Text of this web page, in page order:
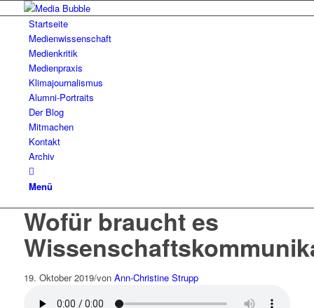
Startseite
Medienwissenschaft
Medienkritik
Medienpraxis
Klimajournalismus
Alumni-Portraits
Der Blog
Mitmachen
Kontakt
Archiv
Menü
Wofür braucht es
19. Oktober 2019/von Ann-Christine Strupp